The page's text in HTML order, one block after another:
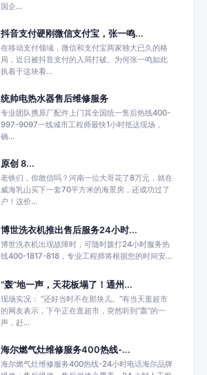
国企...
抖音支付硬刚微信支付宝，张一鸣...
在移动支付领域，微信和支付宝两家独大已久的格
局，近日被抖音支付的入局打破。为何张一鸣如此
执着于这块看...
统帅电热水器售后维修服务
专业团队携原厂配件上门其全国统一售后热线400-
997-9097一线城市工程师最快1小时抵达现场，
确...
原创 8...
老铁们，你敢信吗？河南一位大哥花了8万元，就在
威海乳山买下一套70平方米的海景房，还成功过了
户！这价...
博世洗衣机推出售后服务24小时...
博世洗衣机出现故障时，可随时拨打24小时服务热
线400-1817-818，专业工程师将根据您的时间安...
“轰”地一声，天花板塌了！通州...
现场实况： “还好当时不在那块儿。”有当天逛超市
的网友表示，下午正在逛超市，突然听到“轰”的一
声，赶...
海尔燃气灶维修服务400热线-...
海尔燃气灶维修服务400热线-24小时电话海尔品牌